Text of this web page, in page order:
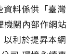
料係供「臺灣
機關內部作網站
利於提昇本網